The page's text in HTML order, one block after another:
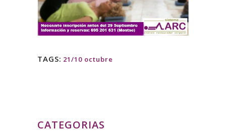
TAGS: 21/10 octubre
CATEGORIAS